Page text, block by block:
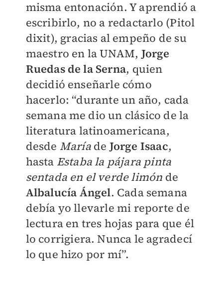
misma entonación. Y aprendió a
escribirlo, no a redactarlo (Pitol
dixit), gracias al empeño de su
maestro en la UNAM, Jorge
Ruedas de la Serna, quien
decidió enseñarle cómo
hacerlo: “durante un año, cada
semana me dio un clásico de la
literatura latinoamericana,
desde Maríade Jorge Isaac,
hasta Estaba la pájara pinta
sentada en el verde limón de
Albalucía Ángel. Cada semana
debía yo llevarle mi reporte de
lectura en tres hojas para que él
lo corrigiera. Nunca le agradecí
lo que hizo por mí”.